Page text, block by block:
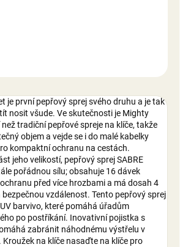
je první pepřový sprej svého druhu a je tak
nosit všude. Ve skutečnosti je Mighty
než tradiční pepřové spreje na klíče, takže
objem a vejde se i do malé kabelky
kompaktní ochranu na cestách.
jeho velikostí, pepřový sprej SABRE
pořádnou sílu; obsahuje 16 dávek
před více hrozbami a má dosah 4
vzdálenost. Tento pepřový sprej
barvivo, které pomáhá úřadům
po postříkání. Inovativní pojistka s
zabránit náhodnému výstřelu v
Kroužek na klíče nasaďte na klíče pro